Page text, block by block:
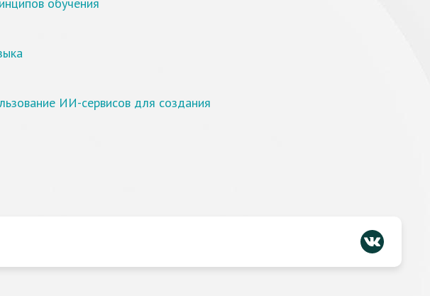
ИИ-сервисов для создания